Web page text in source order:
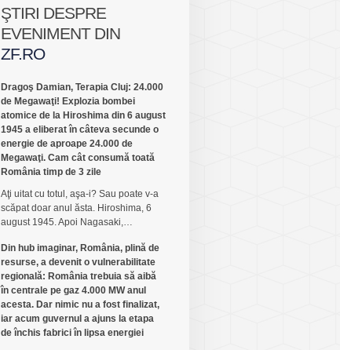
ŞTIRI DESPRE
EVENIMENT DIN
ZF.RO
Dragoş Damian, Terapia Cluj: 24.000
de Megawaţi! Explozia bombei
atomice de la Hiroshima din 6 august
1945 a eliberat în câteva secunde o
energie de aproape 24.000 de
Megawaţi. Cam cât consumă toată
România timp de 3 zile
Aţi uitat cu totul, aşa-i? Sau poate v-a
scăpat doar anul ăsta. Hiroshima, 6
august 1945. Apoi Nagasaki,…
Din hub imaginar, România, plină de
resurse, a devenit o vulnerabilitate
regională: România trebuia să aibă
în centrale pe gaz 4.000 MW anul
acesta. Dar nimic nu a fost finalizat,
iar acum guvernul a ajuns la etapa
de închis fabrici în lipsa energiei